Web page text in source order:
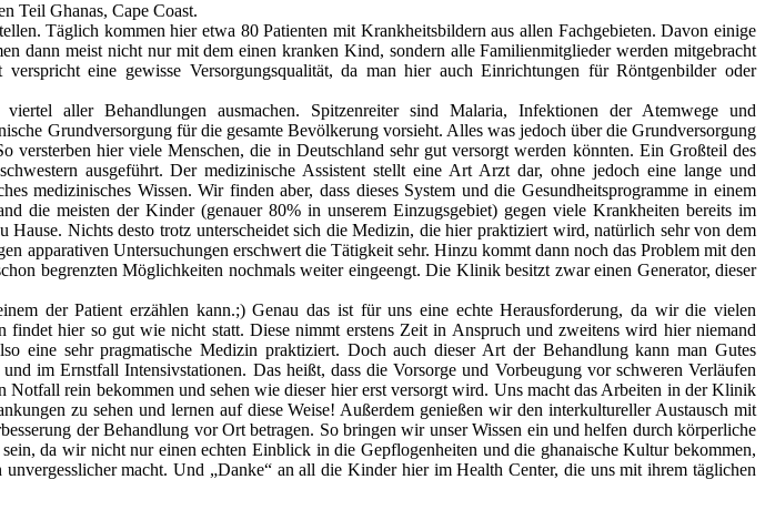
Teil Ghanas, Cape Coast.
Täglich kommen hier etwa 80 Patienten mit Krankheitsbildern aus allen Fachgebieten. Davon einige
dann meist nicht nur mit dem einen kranken Kind, sondern alle Familienmitglieder werden mitgebracht
eine gewisse Versorgungsqualität, da man hier auch Einrichtungen für Röntgenbilder oder
aller Behandlungen ausmachen. Spitzenreiter sind Malaria, Infektionen der Atemwege und
Grundversorgung für die gesamte Bevölkerung vorsieht. Alles was jedoch über die Grundversorgung
versterben hier viele Menschen, die in Deutschland sehr gut versorgt werden könnten. Ein Großteil des
ausgeführt. Der medizinische Assistent stellt eine Art Arzt dar, ohne jedoch eine lange und
medizinisches Wissen. Wir finden aber, dass dieses System und die Gesundheitsprogramme in einem
die meisten der Kinder (genauer 80% in unserem Einzugsgebiet) gegen viele Krankheiten bereits im
Nichts desto trotz unterscheidet sich die Medizin, die hier praktiziert wird, natürlich sehr von dem
apparativen Untersuchungen erschwert die Tätigkeit sehr. Hinzu kommt dann noch das Problem mit den
begrenzten Möglichkeiten nochmals weiter eingeengt. Die Klinik besitzt zwar einen Generator, dieser
der Patient erzählen kann.;) Genau das ist für uns eine echte Herausforderung, da wir die vielen
findet hier so gut wie nicht statt. Diese nimmt erstens Zeit in Anspruch und zweitens wird hier niemand
eine sehr pragmatische Medizin praktiziert. Doch auch dieser Art der Behandlung kann man Gutes
im Ernstfall Intensivstationen. Das heißt, dass die Vorsorge und Vorbeugung vor schweren Verläufen
rein bekommen und sehen wie dieser hier erst versorgt wird. Uns macht das Arbeiten in der Klinik
zu sehen und lernen auf diese Weise! Außerdem genießen wir den interkultureller Austausch mit
der Behandlung vor Ort betragen. So bringen wir unser Wissen ein und helfen durch körperliche
da wir nicht nur einen echten Einblick in die Gepflogenheiten und die ghanaische Kultur bekommen,
macht. Und „Danke“ an all die Kinder hier im Health Center, die uns mit ihrem täglichen